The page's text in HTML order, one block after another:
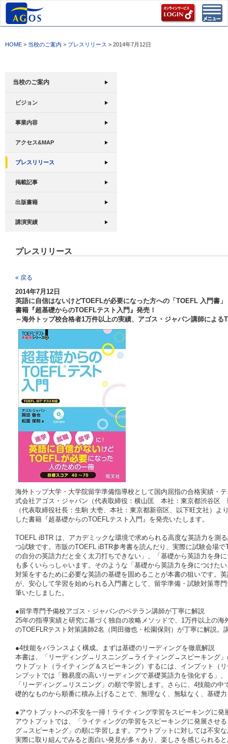
HOME > 当校のご案内 > プレスリリース > 2014年7月12日
当校のご案内
ビジョン
事業内容
アクセス&MAP
プレスリリース
掲載記事
出版書籍
講演実績
プレスリリース
« 戻る
2014年7月12日
英語に自信はないけどTOEFLが必要になった方への「TOEFL 入門書」
書籍『超基礎からのTOEFLテスト入門』発売！
～海外トップ校合格者1万件以上の実績、アゴス・ジャパン講師による
海外トップ大学・大学院留学準備指導校として国内屈指の合格実績・
式会社アゴス・ジャパン（代表取締役：横山匡 本社：東京都渋谷区
（代表取締役社長：生駒 大壱、本社：東京都新宿区、以下旺文社）
した書籍『超基礎からのTOEFLテスト入門』を発売いたします。
TOEFL iBTR は、アカデミックな環境で求められる高度な英語力を測
つ試験です。市販のTOEFL iBTR参考書を読んだり、実際に試験会場
の自分の英語力だと全く太刀打ちできない」、「基礎から英語力を身
も多くいらっしゃいます。そのような「基礎から英語力を身につけた
対策をするために必要な英語の基礎を固めることが本書の狙いです。
が、安心して学習を始められる入門書として、留学準備・試験対策専
筆いたしました。
●留学専門予備校アゴス・ジャパンのベテラン講師が丁寧に解説
25年の指導実績と研究に基づく独自の攻略メソッドで、1万件以上の
のTOEFLRテスト対策講師2名（岡田徹也・松園保則）が丁寧に解説
●4技能をバランスよく構成。まずは基礎のリーディングを徹底解説
本書は、「リーディング→リスニング→ライティング→スピーキング」
ウトプット（ライティング＆スピーキング）するには、インプット（
ンプットでは「難易度の高いリーディングで基礎英語力を強化する」
「リーディング→リスニング」の順で学習します。さらに、4技能の
礎的なものから順番に積み上げることで、無理なく、無駄なく、基礎
●アウトプットへの不安を一掃！ライティング学習をスピーキングに発
アウトプットでは、「ライティングの学習をスピーキングに発展させ
グ→スピーキング」の順に学習します。アウトプットに対しては不安
実際に取り組んでみると面白い発見が多々あり、楽しさを感じられる